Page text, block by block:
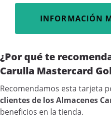
INFORMACIÓN
¿Por qué te
Carulla Mastercard
Recomendamos esta tarjeta
clientes de los Almacenes
beneficios en la tienda.